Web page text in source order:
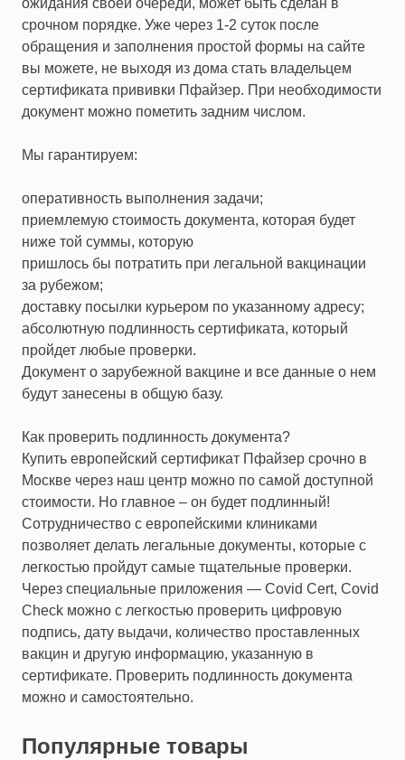
ожидания своей очереди, может быть сделан в
срочном порядке. Уже через 1-2 суток после
обращения и заполнения простой формы на сайте
вы можете, не выходя из дома стать владельцем
сертификата прививки Пфайзер. При необходимости
документ можно пометить задним числом.
Мы гарантируем:
оперативность выполнения задачи;
приемлемую стоимость документа, которая будет
ниже той суммы, которую
пришлось бы потратить при легальной вакцинации
за рубежом;
доставку посылки курьером по указанному адресу;
абсолютную подлинность сертификата, который
пройдет любые проверки.
Документ о зарубежной вакцине и все данные о нем
будут занесены в общую базу.
Как проверить подлинность документа?
Купить европейский сертификат Пфайзер срочно в
Москве через наш центр можно по самой доступной
стоимости. Но главное – он будет подлинный!
Сотрудничество с европейскими клиниками
позволяет делать легальные документы, которые с
легкостью пройдут самые тщательные проверки.
Через специальные приложения — Covid Cert, Covid
Check можно с легкостью проверить цифровую
подпись, дату выдачи, количество проставленных
вакцин и другую информацию, указанную в
сертификате. Проверить подлинность документа
можно и самостоятельно.
Популярные товары